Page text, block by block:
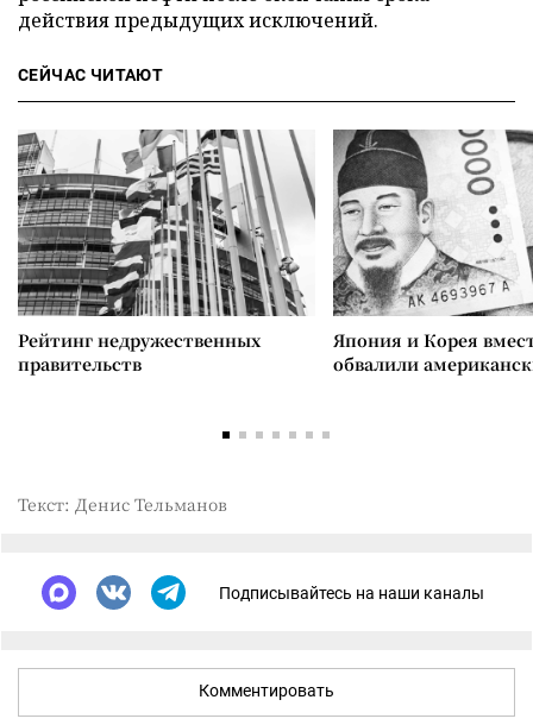
действия предыдущих исключений.
СЕЙЧАС ЧИТАЮТ
Рейтинг недружественных
правительств
Япония и Корея
обвалили
Текст: Денис Тельманов
Подписывайтесь на наши каналы
Комментировать